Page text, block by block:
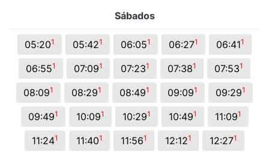
Sábados
05:201 05:421 06:051 06:271 06:411
06:551 07:091 07:231 07:381 07:531
08:091 08:291 08:491 09:091 09:291
09:491 10:091 10:291 10:491 11:091
11:241 11:401 11:561 12:121 12:271